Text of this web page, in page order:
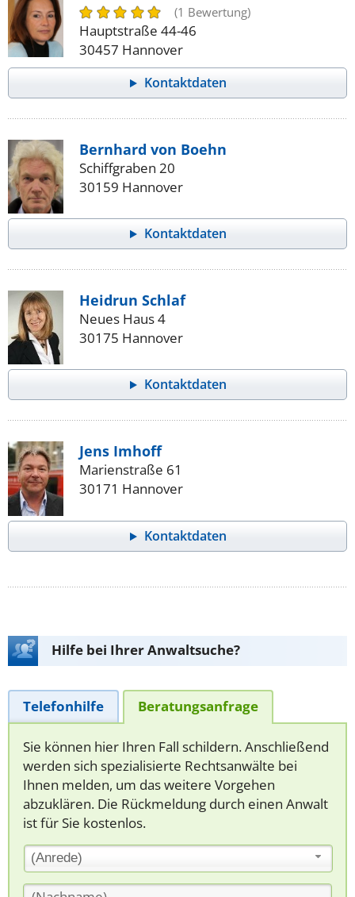
(1 Bewertung)
Hauptstraße 44-46
30457 Hannover
Kontaktdaten
Bernhard von Boehn
Schiffgraben 20
30159 Hannover
Kontaktdaten
Heidrun Schlaf
Neues Haus 4
30175 Hannover
Kontaktdaten
Jens Imhoff
Marienstraße 61
30171 Hannover
Kontaktdaten
Hilfe bei Ihrer Anwaltsuche?
Telefonhilfe Beratungsanfrage
Sie können hier Ihren Fall schildern. Anschließend
werden sich spezialisierte Rechtsanwälte bei
Ihnen melden, um das weitere Vorgehen
abzuklären. Die Rückmeldung durch einen Anwalt
ist für Sie kostenlos.
(Anrede)